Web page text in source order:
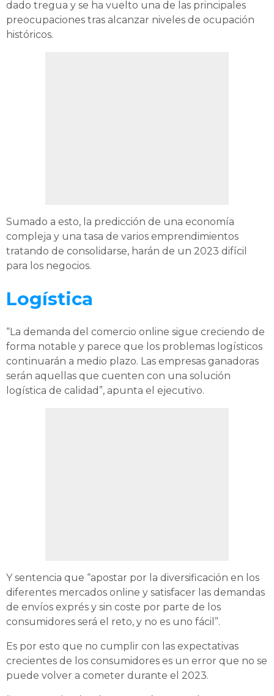
dado tregua y se ha vuelto una de las principales
preocupaciones tras alcanzar niveles de ocupación
históricos.
Sumado a esto, la predicción de una economía
compleja y una tasa de varios emprendimientos
tratando de consolidarse, harán de un 2023 difícil
para los negocios.
Logística
“La demanda del comercio online sigue creciendo de
forma notable y parece que los problemas logísticos
continuarán a medio plazo. Las empresas ganadoras
serán aquellas que cuenten con una solución
logística de calidad”, apunta el ejecutivo.
Y sentencia que “apostar por la diversificación en los
diferentes mercados online y satisfacer las demandas
de envíos exprés y sin coste por parte de los
consumidores será el reto, y no es uno fácil”.
Es por esto que no cumplir con las expectativas
crecientes de los consumidores es un error que no se
puede volver a cometer durante el 2023.